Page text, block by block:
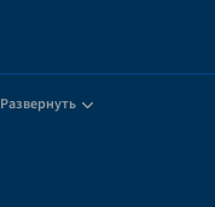
Развернуть